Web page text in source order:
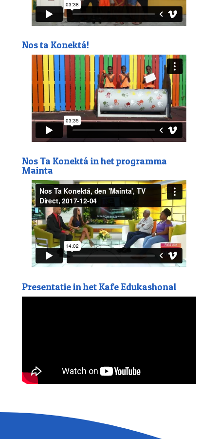
Nos ta Konektá!
Nos Ta Konektá in het programma
Mainta
Presentatie in het Kafe Edukashonal